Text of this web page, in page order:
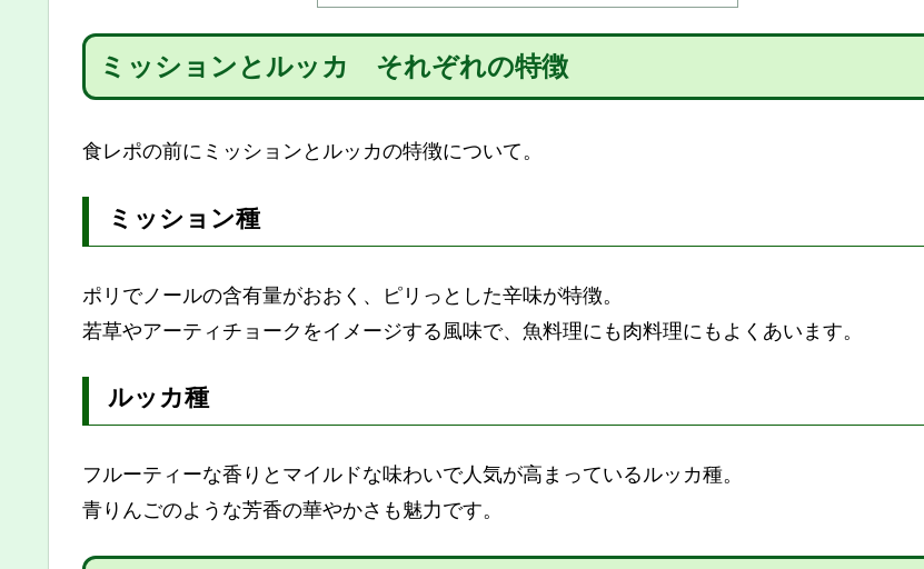
ミッションとルッカ それぞれの特徴
食レポの前にミッションとルッカの特徴について。
ミッション種
ポリでノールの含有量がおおく、ピリっとした辛味が特徴。
若草やアーティチョークをイメージする風味で、魚料理にも肉料理にもよくあいます。
ルッカ種
フルーティーな香りとマイルドな味わいで人気が高まっているルッカ種。
青りんごのような芳香の華やかさも魅力です。